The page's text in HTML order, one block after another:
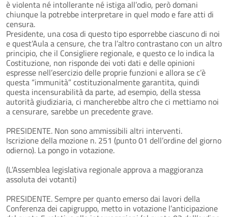
è violenta né intollerante né istiga all’odio, però domani
chiunque la potrebbe interpretare in quel modo e fare atti di
censura.
Presidente, una cosa di questo tipo esporrebbe ciascuno di noi
e quest’Aula a censure, che tra l’altro contrastano con un altro
principio, che il Consigliere regionale, e questo ce lo indica la
Costituzione, non risponde dei voti dati e delle opinioni
espresse nell’esercizio delle proprie funzioni e allora se c’è
questa “immunità” costituzionalmente garantita, quindi
questa incensurabilità da parte, ad esempio, della stessa
autorità giudiziaria, ci mancherebbe altro che ci mettiamo noi
a censurare, sarebbe un precedente grave.
PRESIDENTE. Non sono ammissibili altri interventi.
Iscrizione della mozione n. 251 (punto 01 dell’ordine del giorno
odierno). La pongo in votazione.
(L’Assemblea legislativa regionale approva a maggioranza
assoluta dei votanti)
PRESIDENTE. Sempre per quanto emerso dai lavori della
Conferenza dei capigruppo, metto in votazione l’anticipazione